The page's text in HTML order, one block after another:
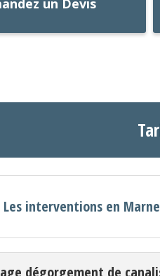
un Devis
Les interventions en Marne